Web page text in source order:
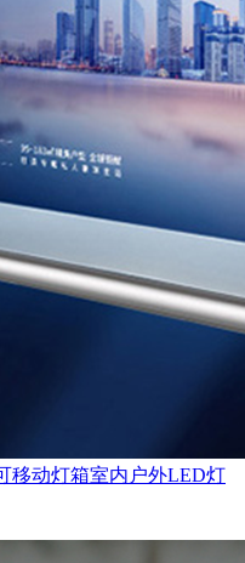
移动灯箱室内户外LED灯